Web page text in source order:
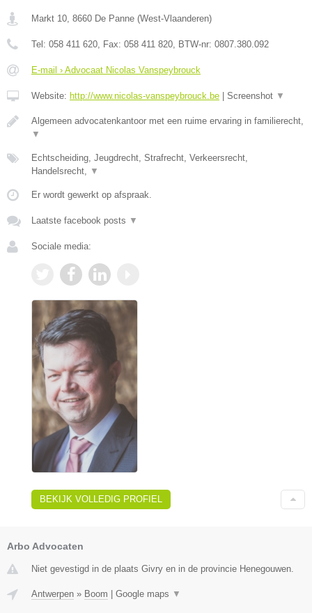
Markt 10 8660 De Panne (West-Vlaanderen)
Tel: 058 411 620 , Fax: 058 411 820 , BTW-nr: 0807.380.092
E-mail › Advocaat Nicolas Vanspeybrouck
Website: http://www.nicolas-vanspeybrouck.be Screenshot ▼
Algemeen advocatenkantoor met een ruime ervaring in familierecht,
▼
Echtscheiding, Jeugdrecht, Strafrecht, Verkeersrecht,
Handelsrecht,
▼
Er wordt gewerkt op afspraak.
Laatste facebook posts ▼
Sociale media:
BEKIJK VOLLEDIG PROFIEL
Arbo Advocaten
Niet gevestigd in de plaats Givry en in de provincie Henegouwen.
Antwerpen » Boom | Google maps ▼